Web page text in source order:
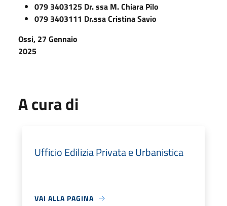
079 3403125 Dr. ssa M. Chiara Pilo
079 3403111 Dr.ssa Cristina Savio
Ossi, 27 Gennaio
2025
A cura di
Ufficio Edilizia Privata e Urbanistica
VAI ALLA PAGINA